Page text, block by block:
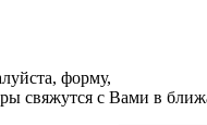
форму,
свяжутся с Вами в